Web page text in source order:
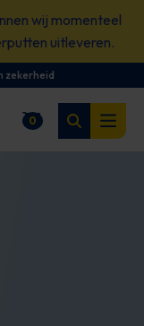
wij momenteel
uitleveren.
zekerheid
0
Winkelwagen
Zoeken
Open